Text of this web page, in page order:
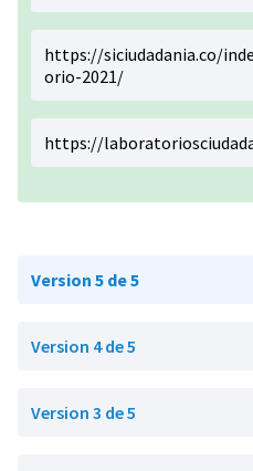
https://siciudadania.co/
orio-2021/
https://
Version 5 de 5
Version 4 de 5
Version 3 de 5